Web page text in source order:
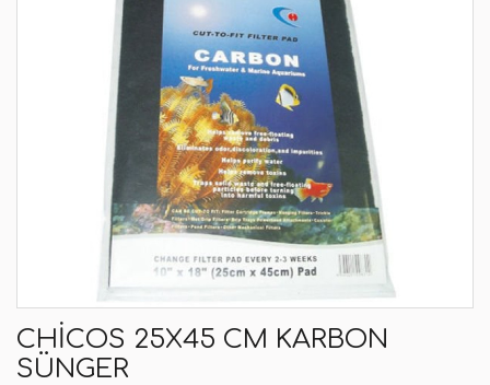
CHICOS 25X45 CM KARBON
SÜNGER